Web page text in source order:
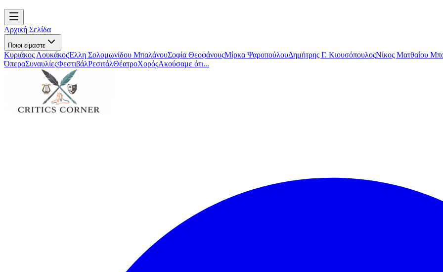
Αρχική Σελίδα
Ποιοι είμαστε
Κυριάκος ΛουκάκοςΈλλη Σολομωνίδου ΜπαλάνουΣοφία ΘεοφάνουςΜίρκα ΨαροπούλουΔημήτρης Γ. ΚιουσόπουλοςΝίκος Ματθαίου
ΌπεραΣυναυλίεςΦεστιβάλΡεσιτάλΘέατροΧορόςΑκούσαμε ότι...